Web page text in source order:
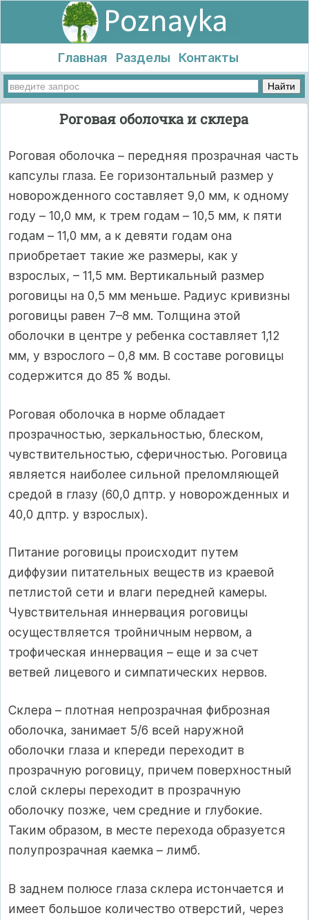
Главная Разделы Контакты
Роговая оболочка и склера
Роговая оболочка – передняя прозрачная часть
капсулы глаза. Ее горизонтальный размер у
новорожденного составляет 9,0 мм, к одному
году – 10,0 мм, к трем годам – 10,5 мм, к пяти
годам – 11,0 мм, а к девяти годам она
приобретает такие же размеры, как у
взрослых, – 11,5 мм. Вертикальный размер
роговицы на 0,5 мм меньше. Радиус кривизны
роговицы равен 7–8 мм. Толщина этой
оболочки в центре у ребенка составляет 1,12
мм, у взрослого – 0,8 мм. В составе роговицы
содержится до 85 % воды.
Роговая оболочка в норме обладает
прозрачностью, зеркальностью, блеском,
чувствительностью, сферичностью. Роговица
является наиболее сильной преломляющей
средой в глазу (60,0 дптр. у новорожденных и
40,0 дптр. у взрослых).
Питание роговицы происходит путем
диффузии питательных веществ из краевой
петлистой сети и влаги передней камеры.
Чувствительная иннервация роговицы
осуществляется тройничным нервом, а
трофическая иннервация – еще и за счет
ветвей лицевого и симпатических нервов.
Склера – плотная непрозрачная фиброзная
оболочка, занимает 5/6 всей наружной
оболочки глаза и кпереди переходит в
прозрачную роговицу, причем поверхностный
слой склеры переходит в прозрачную
оболочку позже, чем средние и глубокие.
Таким образом, в месте перехода образуется
полупрозрачная каемка – лимб.
В заднем полюсе глаза склера истончается и
имеет большое количество отверстий, через